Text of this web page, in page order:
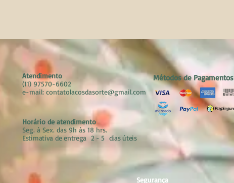
Atendimento
(11) 97570-6602
e-mail: contatolacosdasorte@gmail.com
Métodos de Pagamentos
Horário de atendimento
Seg. à Sex. das 9h às 18 hrs.​
Estimativa de entrega 2 - 5 dias úteis
Segurança